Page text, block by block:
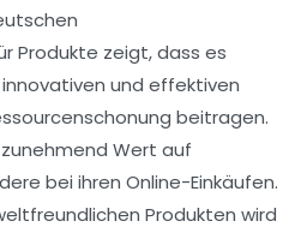
Produkte zeigt, dass es
und effektiven
beitragen.
Wert auf
bei ihren Online-Einkäufen.
Produkten wird